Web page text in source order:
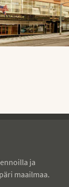
ja
maailmaa.